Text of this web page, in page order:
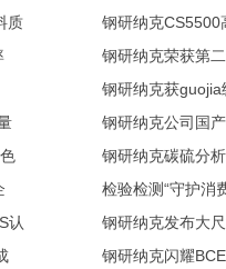
质
钢研纳克CS5500
钢研纳克荣获第
钢研纳克获
钢研纳克公司国
钢研纳克碳硫分
检验检测“守护消
认
钢研纳克发布大
钢研纳克闪耀